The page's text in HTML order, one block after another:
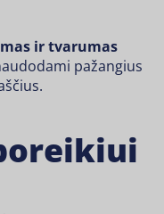
ir tvarumas
pažangius